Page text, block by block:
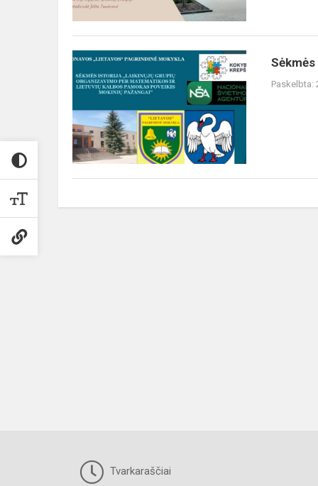
Sėkmės
istorija
Paskelbta:
Tvarkaraščiai